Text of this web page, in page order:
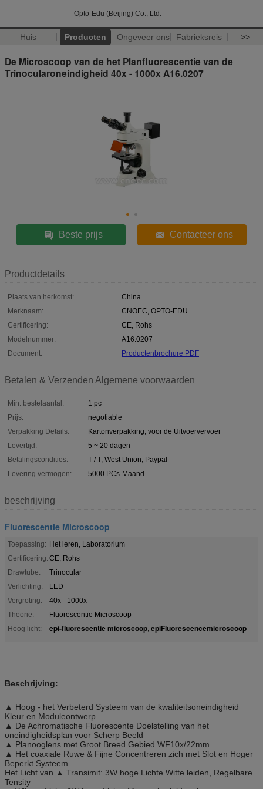
Opto-Edu (Beijing) Co., Ltd.
Huis Producten Ongeveer ons Fabrieksreis >>
De Microscoop van de het Planfluorescentie van de
Trinocularoneindigheid 40x - 1000x A16.0207
Beste prijs Contacteer ons
Productdetails
Plaats van herkomst:
China
Merknaam:
CNOEC, OPTO-EDU
Certificering:
CE, Rohs
Modelnummer:
A16.0207
Document:
Productenbrochure PDF
Betalen & Verzenden Algemene voorwaarden
Min. bestelaantal:
1 pc
Prijs:
negotiable
Verpakking Details:
Kartonverpakking, voor de Uitvoervervoer
Levertijd:
5 ~ 20 dagen
Betalingscondities:
T / T, West Union, Paypal
Levering vermogen:
5000 PCs-Maand
beschrijving
Fluorescentie Microscoop
Toepassing: Het leren, Laboratorium
Certificering: CE, Rohs
Drawtube:
Trinocular
Verlichting:
LED
Vergroting:
40x - 1000x
Theorie:
Fluorescentie Microscoop
Hoog licht:
epi-fluorescentie microscoop, epiFluorescencemicroscoop
Beschrijving:
▲ Hoog - het Verbeterd Systeem van de kwaliteitsoneindigheid
Kleur en Moduleontwerp
▲ De Achromatische Fluorescente Doelstelling van het
oneindigheidsplan voor Scherp Beeld
▲ Planooglens met Groot Breed Gebied WF10x/22mm.
▲ Het coaxiale Ruwe & Fijne Concentreren zich met Slot en Hoger
Beperkt Systeem
Het Licht van ▲ Transimit: 3W hoge Lichte Witte leiden, Regelbare
Tensity